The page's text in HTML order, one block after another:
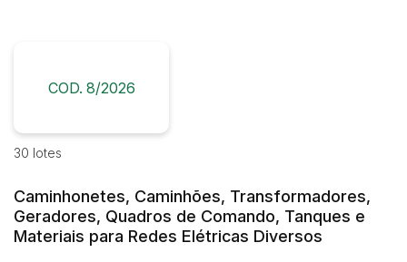
Diversos
Imóveis
Terreno
Sucata Ferrosa
Veículos
Ambulância
Bairro
Judiciais Extrajudiciais
Faixa de valor
COD. 8/2026
30 lotes
Caminhonetes, Caminhões, Transformadores,
Geradores, Quadros de Comando, Tanques e
Materiais para Redes Elétricas Diversos